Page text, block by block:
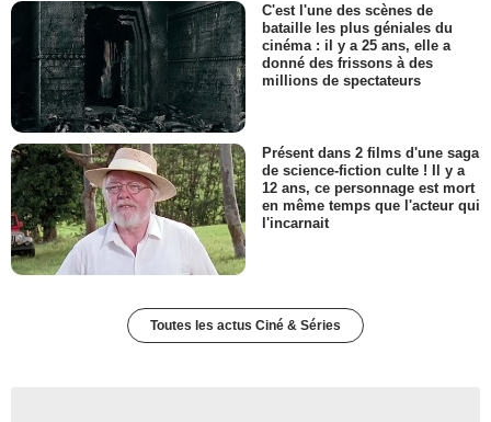
C'est l'une des scènes de
bataille les plus géniales du
cinéma : il y a 25 ans, elle a
donné des frissons à des
millions de spectateurs
Présent dans 2 films d'une saga
de science-fiction culte ! Il y a
12 ans, ce personnage est mort
en même temps que l'acteur qui
l'incarnait
Toutes les actus Ciné & Séries